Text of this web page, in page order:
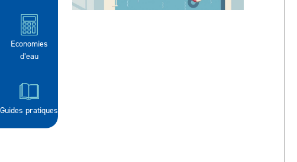
Economies
d’eau
Guides pratiques